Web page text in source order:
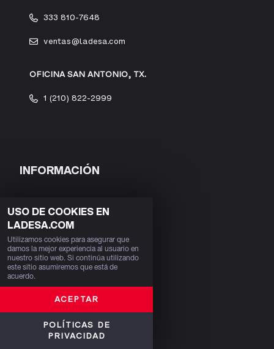
333 810-7648
ventas@ladesa.com
OFICINA SAN ANTONIO, TX.
1 (210) 822-2999
INFORMACIÓN
NUESTRA HISTORIA
SEGURIDAD INDUSTRIAL
CALIDAD
SOSTENIBILIDAD
BOLSA DE TRABAJO
USO DE COOKIES EN
LADESA.COM
Utilizamos cookies para asegurar que
damos la mejor experiencia al usuario en
nuestro sitio web. Si continúa utilizando
este sitio asumiremos que está de
acuerdo.
ACEPTAR
POLÍTICAS DE
PRIVACIDAD